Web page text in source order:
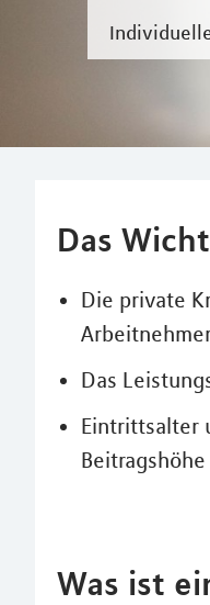
Das
Die private
Das
Eintrittsalter
Was ist